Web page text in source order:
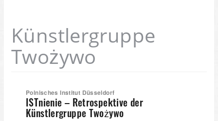
Künstlergruppe
Twożywo
Polnisches Institut Düsseldorf
ISTnienie – Retrospektive der
Künstlergruppe Twożywo